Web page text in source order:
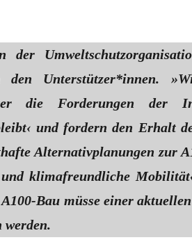
der
Unterstützer*innen.
die Forderungen der
und fordern den Erhalt
Alternativplanungen zur
klimafreundliche
Bau müsse einer
werden.